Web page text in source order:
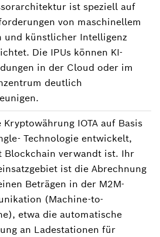
ist speziell auf
von maschinellem
und künstlicher Intelligenz
Die IPUs können KI-
in der Cloud oder im
deutlich
Kryptowährung IOTA auf Basis
Technologie entwickelt,
Blockchain verwandt ist. Ihr
ist die Abrechnung
Beträgen in der M2M-
(Machine-to-
etwa die automatische
an Ladestationen für